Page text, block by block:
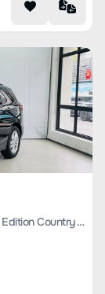
Explorer 2019 Model 535T Automatic Chi Realm Edition Country VI